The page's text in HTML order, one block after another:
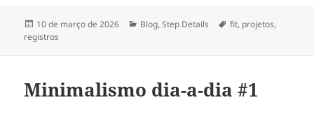
Publicado
em
10 de março de 2026 Categorias
Blog,Step Details Tags
fit, projetos,
registros
Minimalismo dia-a-dia #1